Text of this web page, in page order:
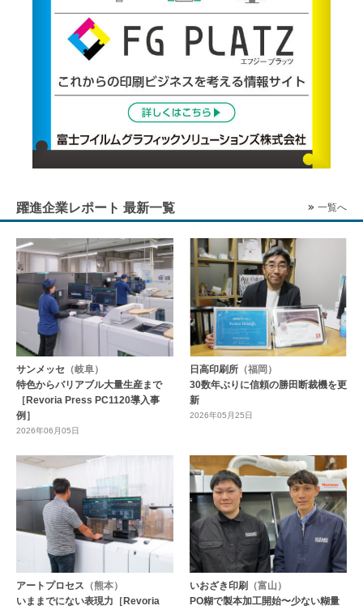
躍進企業レポート 最新一覧 一覧へ
サンメッセ （岐阜）
特色からバリアブル大量生産まで
［Revoria Press PC1120導入事
例］
2026年06月05日
日高印刷所 （福岡）
30数年ぶりに信頼の勝田断裁機を更
新
2026年05月25日
アートプロセス （熊本）
いままでにない表現力［Revoria
いおざき印刷
（富山）
PO糊で製本加工開始〜少ない糊量